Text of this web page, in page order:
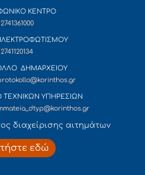
ΚΕΝΤΡΟ
2741361000
2741120134
ΔΗΜΑΡΧΕΙΟΥ
protokollo@korinthos.gr
ΥΠΗΡΕΣΙΩΝ
διαχείρισης αιτημάτων
εδώ